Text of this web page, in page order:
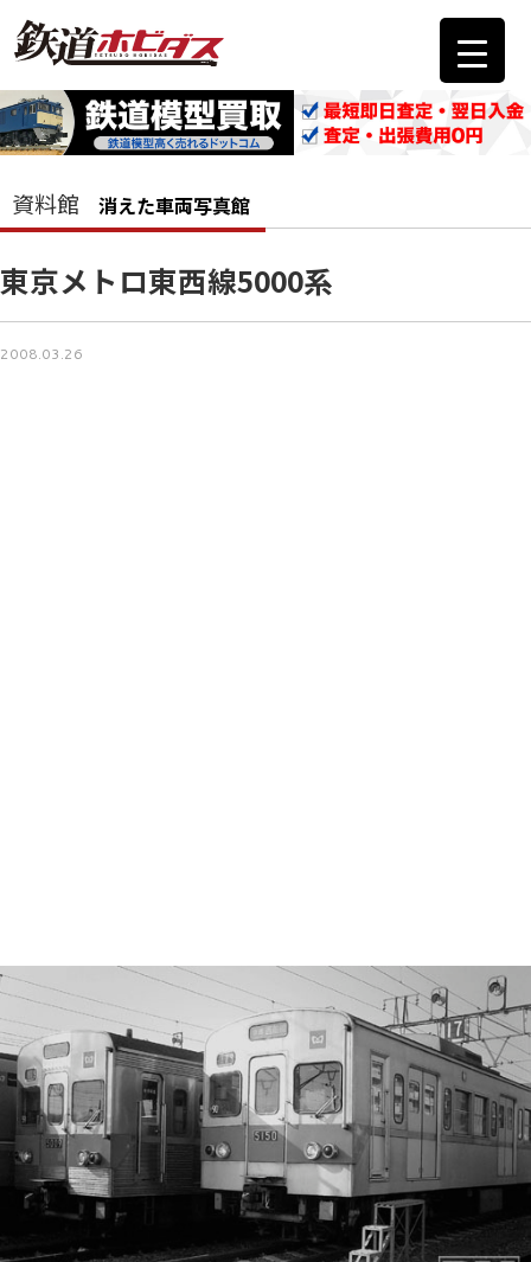
資料館 消えた車両写真館
東京メトロ東西線5000系
2008.03.26